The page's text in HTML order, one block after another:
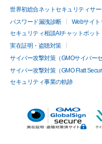
世界初総合ネットセキュリティサー
パスワード漏洩診断
Webサイ
セキュリティ相談AIチャットボット
実在証明・盗聴対策
サイバー攻撃対策（GMOサイバー
サイバー攻撃対策（GMO Flatt
セキュリティ事業の軌跡